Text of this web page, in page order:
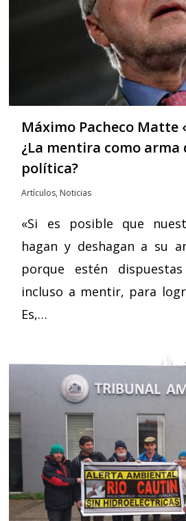
Máximo Pacheco Matte
¿La mentira como arma
política?
Artículos, Noticias
«Si es posible que
hagan y deshagan a su
porque estén
incluso a mentir, para
Es,…